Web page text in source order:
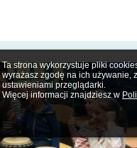
Ta strona wykorzystuje pliki
wyrażasz zgodę na ich używanie,
ustawieniami przeglądarki.
Więcej informacji znajdziesz w